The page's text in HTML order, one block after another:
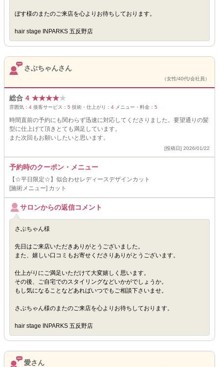
ぼす様のまたのご来店を心よりお待ちしております。
hair stage INPARKS 五反野店
さぶちゃんさん
（女性/40代/会社員）
総合 4 ★★★★★
雰囲気： 4 接客サービス： 5 技術・仕上がり： 4 メニュー・料金： 5
時間直前の予約にも関わらず迅速に対応してくださりました。要望通りの髪
型に仕上げて頂きとても満足しています。
また次回もお願いしたいと思います。
[投稿日] 2026/01/22
予約時のクーポン・メニュー
【☆平日限定☆】似合わせレディースデザインカット
[施術メニュー] カット
サロンからの返信コメント
さぶちゃん様
先日はご来店いただきありがとうございました。
また、嬉しい口コミもお寄せくださりありがとうございます。
仕上がりにご満足いただけて大変嬉しく思います。
その後、ご自宅でのスタイリングなどいかがでしょうか。
もし気になることなどあればいつでもご相談下さいませ。
さぶちゃん様のまたのご来店を心よりお待ちしております。
hair stage INPARKS 五反野店
愛さん